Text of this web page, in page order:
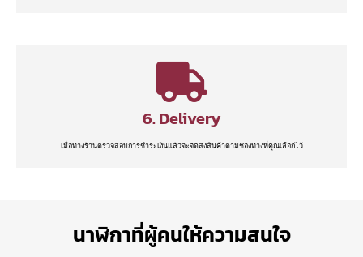
6. Delivery
เมื่อทางร้านตรวจสอบการชำระเงินแล้วจะจัดส่งสินค้าตามช่องทางที่คุณเลือกไว้
นาฬิกาที่ผู้คนให้ความสนใจ